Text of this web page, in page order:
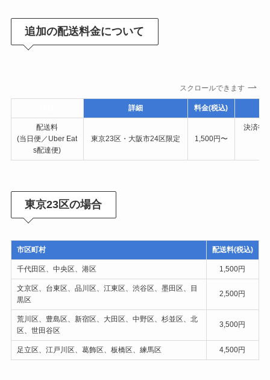
追加の配送料金について
スクロールできます
詳細 料金(税込)
配送料
(当日便／Uber Eat
s配達便)
東京23区・大阪市24区限定 1,500円〜
決済後
東京23区の場合
市区町村 配送料(税込)
千代田区、中央区、港区 1,500円
文京区、台東区、品川区、江東区、渋谷区、墨田区、目
黒区
2,500円
荒川区、豊島区、新宿区、大田区、中野区、杉並区、北
区、世田谷区
3,500円
足立区、江戸川区、葛飾区、板橋区、練馬区 4,500円